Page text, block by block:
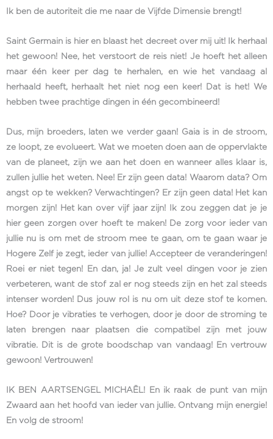
Ik ben de autoriteit die me naar de Vijfde Dimensie brengt!
Saint Germain is hier en blaast het decreet over mij uit! Ik herhaal
het gewoon! Nee, het verstoort de reis niet! Je hoeft het alleen
maar één keer per dag te herhalen, en wie het vandaag al
herhaald heeft, herhaalt het niet nog een keer! Dat is het! We
hebben twee prachtige dingen in één gecombineerd!
Dus, mijn broeders, laten we verder gaan! Gaia is in de stroom,
ze loopt, ze evolueert. Wat we moeten doen aan de oppervlakte
van de planeet, zijn we aan het doen en wanneer alles klaar is,
zullen jullie het weten. Nee! Er zijn geen data! Waarom data? Om
angst op te wekken? Verwachtingen? Er zijn geen data! Het kan
morgen zijn! Het kan over vijf jaar zijn! Ik zou zeggen dat je je
hier geen zorgen over hoeft te maken! De zorg voor ieder van
jullie nu is om met de stroom mee te gaan, om te gaan waar je
Hogere Zelf je zegt, ieder van jullie! Accepteer de veranderingen!
Roei er niet tegen! En dan, ja! Je zult veel dingen voor je zien
verbeteren, want de stof zal er nog steeds zijn en het zal steeds
intenser worden! Dus jouw rol is nu om uit deze stof te komen.
Hoe? Door je vibraties te verhogen, door je door de stroming te
laten brengen naar plaatsen die compatibel zijn met jouw
vibratie. Dit is de grote boodschap van vandaag! En vertrouw
gewoon! Vertrouwen!
IK BEN AARTSENGEL MICHAËL! En ik raak de punt van mijn
Zwaard aan het hoofd van ieder van jullie. Ontvang mijn energie!
En volg de stroom!